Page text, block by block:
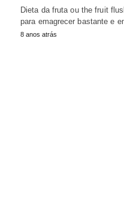
Dieta da fruta ou the fruit
para emagrecer bastante e
8 anos atrás